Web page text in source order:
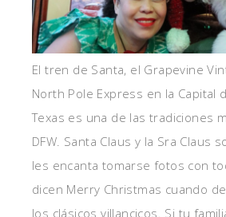
El tren de Santa, el Grapevine
North Pole Express en la Capital
Texas es una de las tradiciones
DFW. Santa Claus y la Sra Claus
les encanta tomarse fotos con
dicen Merry Christmas cuando
los clásicos villancicos. Si tu